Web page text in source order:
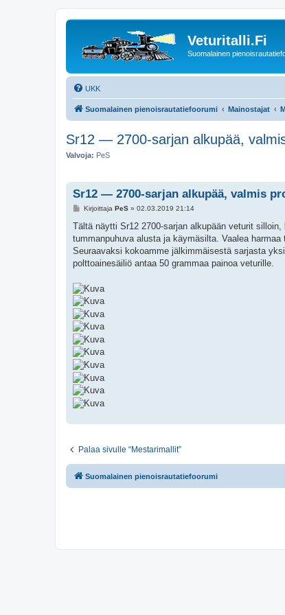
Veturitalli.Fi
Suomalainen
UKK
Suomalainen pienoisrautatiefoorumi Mainostajat
Sr12 — 2700-sarjan alkupää,
Valvoja: PeS
Sr12 — 2700-sarjan alkupää, valmis
V
e
t
i
Kirjoittaja PeS» 02.03.2019 21:14
Tältä näytti Sr12 2700-sarjan alkupään veturit
tummanpuhuva alusta ja käymäsilta. Vaalea
Seuraavaksi kokoamme jälkimmäisestä sarjasta
polttoainesäiliö antaa 50 grammaa painoa veturille.
Palaa sivulle “Mestarimallit”
Suomalainen pienoisrautatiefoorumi